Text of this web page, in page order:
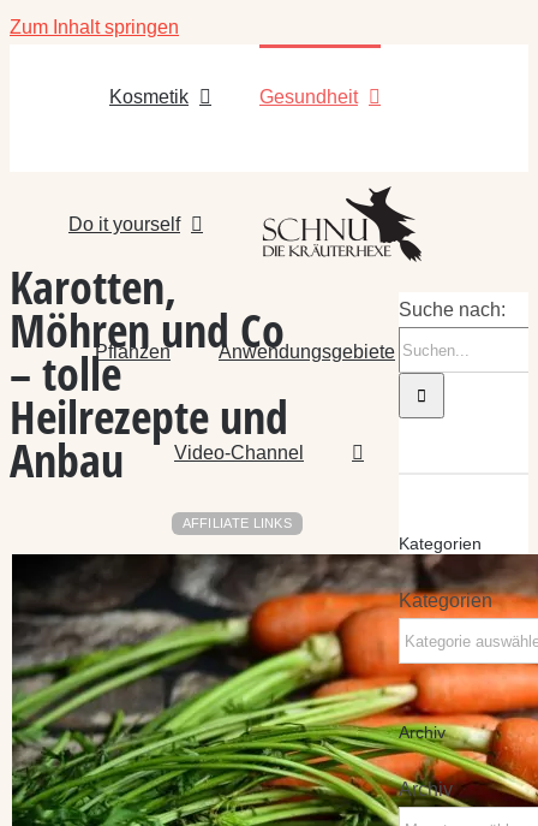
Zum Inhalt springen
Kosmetik Gesundheit
Do it yourself
Pflanzen Anwendungsgebiete
Video-Channel
Karotten,
Möhren und Co
– tolle
Heilrezepte und
Anbau
AFFILIATE LINKS
Suche nach:
Kategorien
Kategorien
Archiv
Archiv